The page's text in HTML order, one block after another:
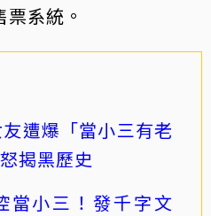
系統。
遭爆「當小三有老
揭黑歷史
當小三！發千字文